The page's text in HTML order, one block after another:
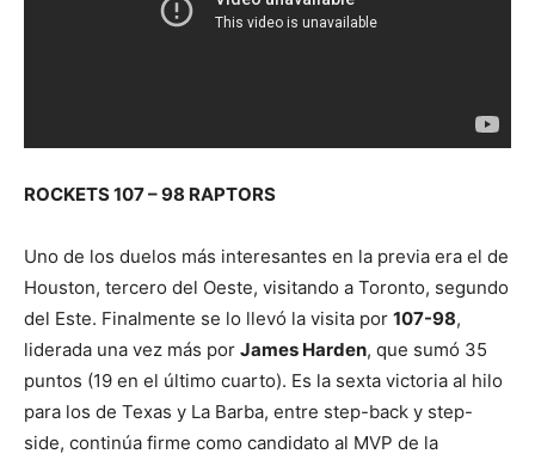
ROCKETS 107 – 98 RAPTORS
Uno de los duelos más interesantes en la previa era el de
Houston, tercero del Oeste, visitando a Toronto, segundo
del Este. Finalmente se lo llevó la visita por 107-98,
liderada una vez más por James Harden, que sumó 35
puntos (19 en el último cuarto). Es la sexta victoria al hilo
para los de Texas y La Barba, entre step-back y step-
side, continúa firme como candidato al MVP de la